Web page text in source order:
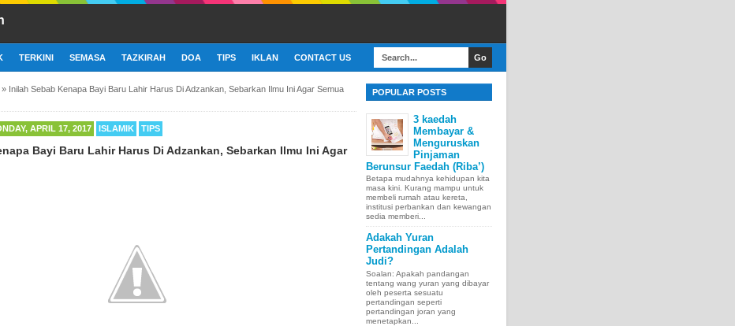
TERKINI SEMASA TAZKIRAH DOA TIPS IKLAN CONTACT US
» Inilah Sebab Kenapa Bayi Baru Lahir Harus Di Adzankan, Sebarkan Ilmu Ini Agar Semua
APRIL 17, 2017 ISLAMIK TIPS
Bayi Baru Lahir Harus Di Adzankan, Sebarkan Ilmu Ini Agar
POPULAR POSTS
3 kaedah
Membayar &
Menguruskan
Pinjaman
Berunsur Faedah (Riba’)
Betapa mudahnya kehidupan kita
masa kini. Kurang mampu untuk
membeli rumah atau kereta,
institusi perbankan dan kewangan
sedia memberi...
Adakah Yuran
Pertandingan Adalah
Judi?
Soalan: Apakah pandangan
tentang wang yuran yang dibayar
oleh peserta sesuatu
pertandingan seperti
pertandingan joran yang
menetapkan...